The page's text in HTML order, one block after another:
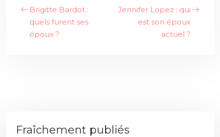
Brigitte Bardot :
quels furent ses
époux ?
Jennifer Lopez : qui
est son époux
actuel ?
Fraîchement publiés